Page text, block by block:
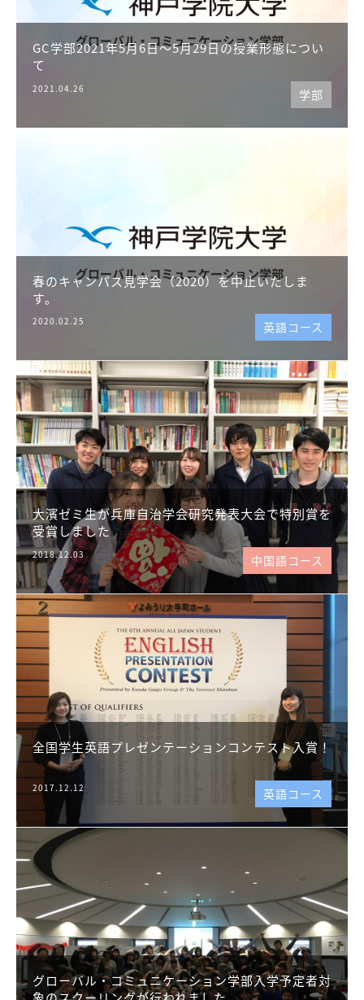
GC学部2021年5月6日～5月29日の授業形態につい
て
2021.04.26 学部
春のキャンパス見学会（2020）を中止いたしま
す。
2020.02.25 英語コース
大濱ゼミ生が兵庫自治学会研究発表大会で特別賞を
受賞しました
2018.12.03 中国語コース
全国学生英語プレゼンテーションコンテスト入賞！
2017.12.12 英語コース
グローバル・コミュニケーション学部入学予定者対